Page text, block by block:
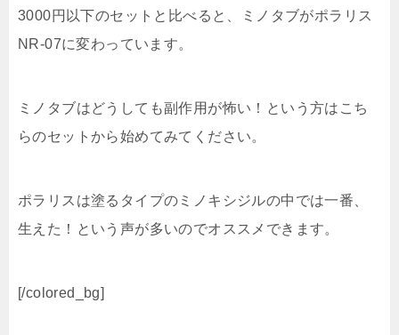
3000円以下のセットと比べると、ミノタブがポラリス
NR-07に変わっています。
ミノタブはどうしても副作用が怖い！という方はこち
らのセットから始めてみてください。
ポラリスは塗るタイプのミノキシジルの中では一番、
生えた！という声が多いのでオススメできます。
[/colored_bg]